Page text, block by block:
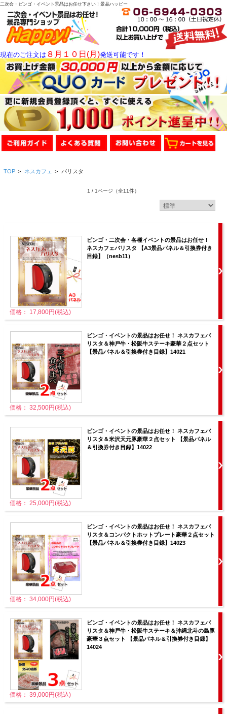
二次会・ビンゴ・イベント景品はお任せ下さい！景品ハッピー
現在のご注文は ８月１０日(月)発送可能です！
TOP > ネスカフェ > バリスタ
1 / 1ページ （全11件）
ビンゴ・二次会・各種イベントの景品はお任せ！
ネスカフェバリスタ 【A3景品パネル＆引換券付き
目録】（nesb11）
価格： 17,800円(税込)
ビンゴ・イベントの景品はお任せ！ ネスカフェバ
リスタ＆神戸牛・松阪牛ステーキ豪華２点セット
【景品パネル＆引換券付き目録】14021
価格： 32,500円(税込)
ビンゴ・イベントの景品はお任せ！ ネスカフェバ
リスタ＆米沢天元豚豪華２点セット 【景品パネル
＆引換券付き目録】14022
価格： 25,000円(税込)
ビンゴ・イベントの景品はお任せ！ ネスカフェバ
リスタ＆コンパクトホットプレート豪華２点セット
【景品パネル＆引換券付き目録】14023
価格： 34,000円(税込)
ビンゴ・イベントの景品はお任せ！ ネスカフェバ
リスタ＆神戸牛・松阪牛ステーキ＆沖縄北斗の島豚
豪華３点セット 【景品パネル＆引換券付き目録】
14024
価格： 39,000円(税込)